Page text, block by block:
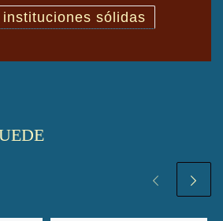
sólidas